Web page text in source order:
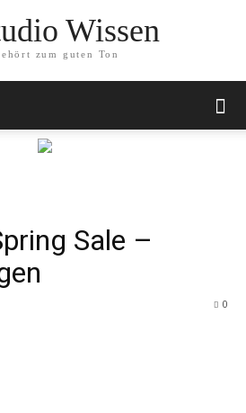
Wissen
zum guten Ton
Sale –
0